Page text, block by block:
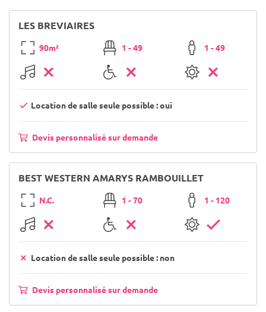
LES BREVIAIRES
90m² 1 - 49 1 - 49
Location de salle seule possible : oui
Devis personnalisé sur demande
BEST WESTERN AMARYS RAMBOUILLET
N.C. 1 - 70 1 - 120
Location de salle seule possible : non
Devis personnalisé sur demande